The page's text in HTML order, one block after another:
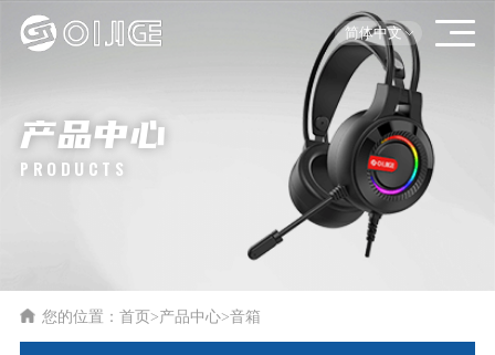
简体中文
产品中心
PRODUCTS
您的位置：首页>产品中心>音箱